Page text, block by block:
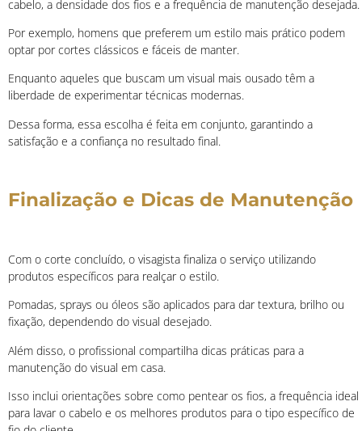
cabelo, a densidade dos fios e a frequência de manutenção desejada.
Por exemplo, homens que preferem um estilo mais prático podem
optar por cortes clássicos e fáceis de manter.
Enquanto aqueles que buscam um visual mais ousado têm a
liberdade de experimentar técnicas modernas.
Dessa forma, essa escolha é feita em conjunto, garantindo a
satisfação e a confiança no resultado final.
Finalização e Dicas de Manutenção
Com o corte concluído, o visagista finaliza o serviço utilizando
produtos específicos para realçar o estilo.
Pomadas, sprays ou óleos são aplicados para dar textura, brilho ou
fixação, dependendo do visual desejado.
Além disso, o profissional compartilha dicas práticas para a
manutenção do visual em casa.
Isso inclui orientações sobre como pentear os fios, a frequência ideal
para lavar o cabelo e os melhores produtos para o tipo específico de